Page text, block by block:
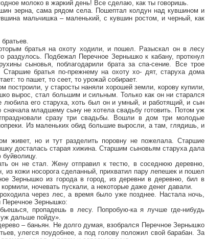
молоко в жаркий день! Все сделаю, как ты говоришь.
зерна, сама рядом села. Пошептал колдун над кувшином и
мальчишка – маленький, с кувшин ростом, и черный, как
братья на охоту ходили, и пошел. Разыскал он в лесу
Подбежал Перечное Зернышко к кабану, проткнул
сыновья, поблагодарили брата за спа-сение. Все трое
братья по-прежнему на охоту хо- дят, старуха дома
то пашет, то сеет, то урожай собирает.
у старосты наняли хорошей земли, корову купили,
вырос, стал большим и сильным. Только как он ни старался
любила его старуха, хоть был он и умный, и работящий, и сын
младшему сыну не хотела свадьбу готовить. Потом уж
сразу три свадьбы. Вошли в дом три молодые
Из маленьких обид большие выросли, а там, глядишь, и
живет, но и тут разделить поровну не пожелала. Старшие
досталась старая хижина. Старшим сыновьям старуха дала
он не стал. Жену отправил к тестю, в соседнюю деревню,
кожи носорога сделанный, прихватил пару лепешек и пошел
Зернышко из города в город, из деревни в деревню, бил в
ночевать пускали, а некоторые даже денег давали.
через лес, а время было уже позднее. Настала ночь,
Перечное Зернышко:
пропадешь в лесу. Попробую-ка я лучше где-нибудь
дальше пойду».
– баньян. Не долго думая, взобрался Перечное Зернышко
улегся поудобнее, а под голову положил свой барабан. За